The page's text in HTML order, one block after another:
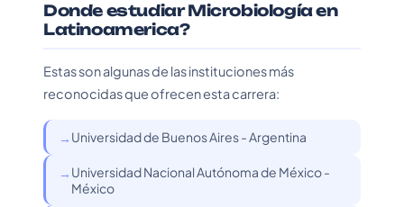
Donde estudiar Microbiología en
Latinoamerica?
Estas son algunas de las instituciones más
reconocidas que ofrecen esta carrera:
Universidad de Buenos Aires - Argentina
Universidad Nacional Autónoma de México -
México